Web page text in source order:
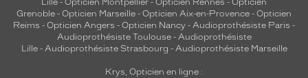
Lille - Opticien Montpellier - Opticien Rennes - Opticien
Grenoble - Opticien Marseille - Opticien Aix-en-Provence - Opticien
Reims - Opticien Angers - Opticien Nancy - Audioprothésiste Paris -
Audioprothésiste Toulouse- Audioprothésiste
Lille- Audioprothésiste Strasbourg - Audioprothésiste Marseille
Krys, Opticien en ligne :